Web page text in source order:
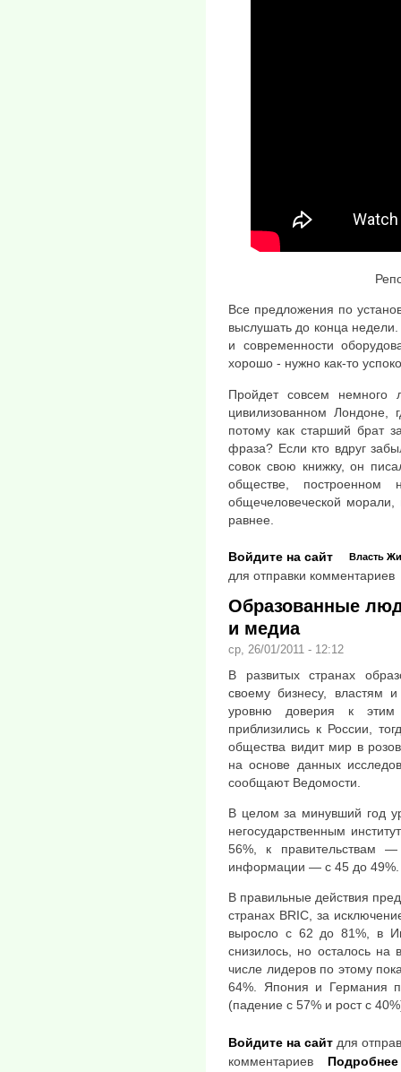
Все предложения по
выслушать до конца недели.
и современности
хорошо - нужно как-то
Пройдет совсем немного
цивилизованном Лондоне,
потому как старший брат
фраза? Если кто вдруг
совок свою книжку, он
обществе, построенном
общечеловеческой
равнее.
Власть
Войдите на сайт
для отправки комментариев
Образованные
и медиа
ср, 26/01/2011 - 12:12
В развитых странах
своему бизнесу, властям
уровню доверия к этим
приблизились к России,
общества видит мир в
на основе данных
сообщают Ведомости.
В целом за минувший год
негосударственным
56%, к правительствам
информации — с 45 до 49%.
В правильные действия
странах BRIC, за
выросло с 62 до 81%, в
снизилось, но осталось
числе лидеров по этому
64%. Япония и Германия
(падение с 57% и рост с
Войдите на сайт для
комментариев
Подробнее